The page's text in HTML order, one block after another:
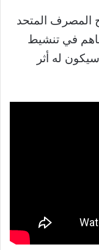
المصرف المتحد
في تنشيط
له أثر